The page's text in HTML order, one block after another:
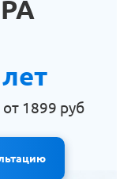
1899 руб